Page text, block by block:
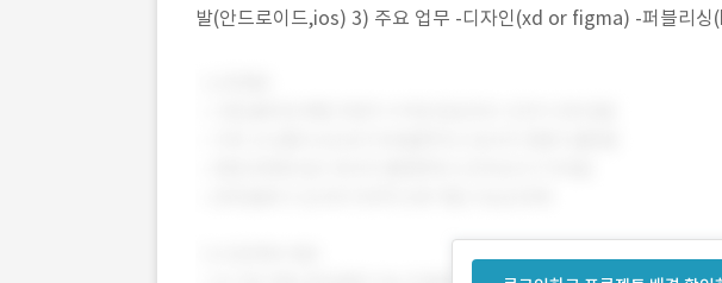
발(안드로이드,ios) 3) 주요 업무 -디자인(xd or figma) -퍼블리